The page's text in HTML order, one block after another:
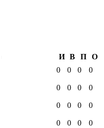
И В П
О
0 0 0 0
0 0 0 0
0 0 0 0
0 0 0 0